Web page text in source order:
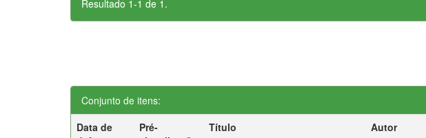
Resultado 1-1 de 1.
Conjunto de itens:
Data de
Pré-
Título Autor